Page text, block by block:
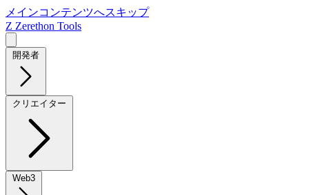
メインコンテンツへスキップ
Z Zerethon Tools
開発者
クリエイター
Web3